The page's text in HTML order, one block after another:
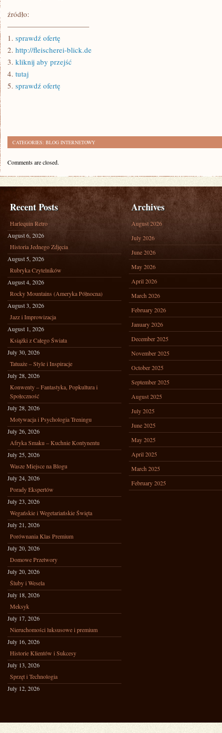
źródło:
———————————
1. sprawdź ofertę
2. http://fleischerei-blick.de
3. kliknij aby przejść
4. tutaj
5. sprawdź ofertę
CATEGORIES: BLOG INTERNETOWY
Comments are closed.
Recent Posts
Harlequin Retro
August 6, 2026
Historia Jednego Zdjęcia
August 5, 2026
Rubryka Czytelników
August 4, 2026
Rocky Mountains (Ameryka Północna)
August 3, 2026
Jazz i Improwizacja
August 1, 2026
Książki z Całego Świata
July 30, 2026
Tatuaże – Style i Inspiracje
July 28, 2026
Konwenty – Fantastyka, Popkultura i
Społeczność
July 28, 2026
Motywacja i Psychologia Treningu
July 26, 2026
Afryka Smaku – Kuchnie Kontynentu
July 25, 2026
Wasze Miejsce na Blogu
July 24, 2026
Porady Ekspertów
July 23, 2026
Wegańskie i Wegetariańskie Święta
July 21, 2026
Porównania Klas Premium
July 20, 2026
Domowe Przetwory
July 20, 2026
Śluby i Wesela
July 18, 2026
Meksyk
July 17, 2026
Nieruchomości luksusowe i premium
July 16, 2026
Historie Klientów i Sukcesy
July 13, 2026
Sprzęt i Technologia
July 12, 2026
Archives
August 2026
July 2026
June 2026
May 2026
April 2026
March 2026
February 2026
January 2026
December 2025
November 2025
October 2025
September 2025
August 2025
July 2025
June 2025
May 2025
April 2025
March 2025
February 2025